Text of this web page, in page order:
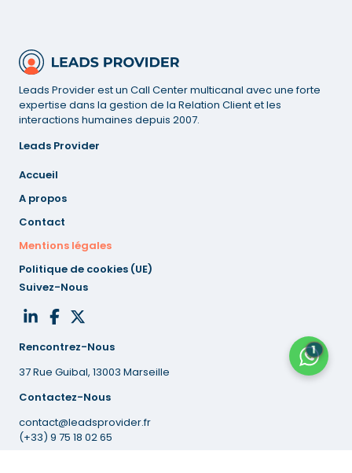
Leads Provider est un Call Center multicanal avec une forte
expertise dans la gestion de la Relation Client et les
interactions humaines depuis 2007.
Leads Provider
Accueil
A propos
Contact
Mentions légales
Politique de cookies (UE)
Suivez-Nous
Rencontrez-Nous
37 Rue Guibal, 13003 Marseille
Contactez-Nous
contact@leadsprovider.fr
(+33) 9 75 18 02 65
1